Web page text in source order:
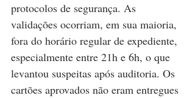
protocolos de segurança. As
validações ocorriam, em sua maioria,
fora do horário regular de expediente,
especialmente entre 21h e 6h, o que
levantou suspeitas após auditoria. Os
cartões aprovados não eram entregues